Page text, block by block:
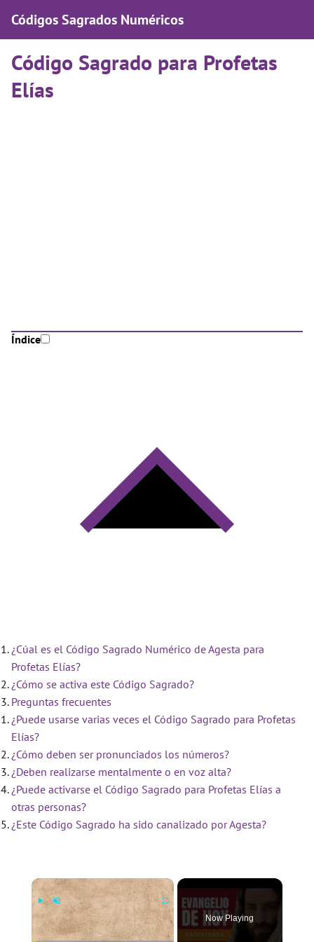
Códigos Sagrados Numéricos
Código Sagrado para Profetas
Elías
Índice
¿Cúal es el Código Sagrado Numérico de Agesta para
Profetas Elías?
¿Cómo se activa este Código Sagrado?
Preguntas frecuentes
¿Puede usarse varias veces el Código Sagrado para Profetas
Elías?
¿Cómo deben ser pronunciados los números?
¿Deben realizarse mentalmente o en voz alta?
¿Puede activarse el Código Sagrado para Profetas Elías a
otras personas?
¿Este Código Sagrado ha sido canalizado por Agesta?
×
Now Playing